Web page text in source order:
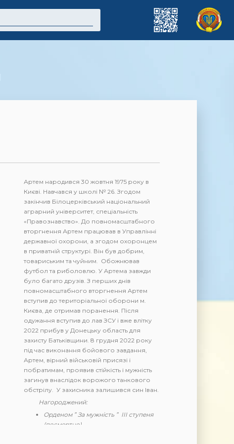
Артем народився 30 жовтня 1975 року в
Києві. Навчався у школі № 26. Згодом
закінчив Білоцерківський національний
аграрний університет, спеціальність
«Правознавство». До повномасштабного
вторгнення Артем працював в Управлінні
державної охорони, а згодом охоронцем
в приватній структурі. Він був добрим,
товариським та чуйним. Обожнював
футбол та риболовлю. У Артема завжди
було багато друзів. З перших днів
повномасштабного вторгнення Артем
вступив до територіальної оборони м.
Києва, де отримав поранення. Після
одужання вступив до лав ЗСУ і вже влітку
2022 прибув у Донецьку область для
захисту Батьківщини. 8 грудня 2022 року
під час виконання бойового завдання,
Артем, вірний військовій присязі і
побратимам, проявив стійкість і мужність
загинув внаслідок ворожого танкового
обстрілу. У захисника залишився син Іван.
Нагороджений:
Орденом ” За мужність ” ІІІ ступеня
(посмертно).